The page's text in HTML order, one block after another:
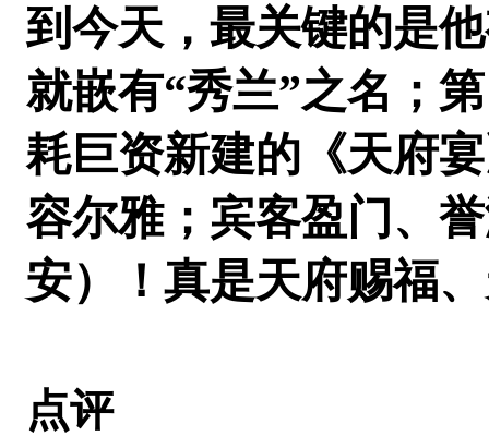
到今天，最关键的是
就嵌有“秀兰”之名；
耗巨资新建的《天府
容尔雅；宾客盈门、
安）！真是天府赐福
点评